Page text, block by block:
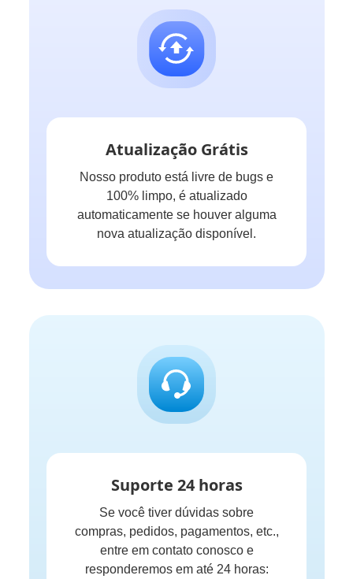
Atualização Grátis
Nosso produto está livre de bugs e
100% limpo, é atualizado
automaticamente se houver alguma
nova atualização disponível.
Suporte 24 horas
Se você tiver dúvidas sobre
compras, pedidos, pagamentos, etc.,
entre em contato conosco e
responderemos em até 24 horas: